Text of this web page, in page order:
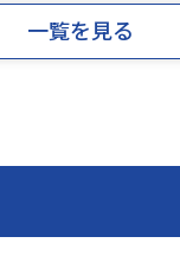
一覧を見る